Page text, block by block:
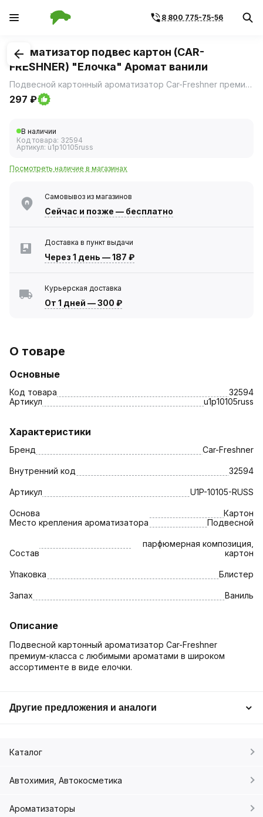
8 800 775-75-56
1/2
Ароматизатор подвес картон (CAR-
FRESHNER) "Елочка" Аромат ванили
Подвесной картонный ароматизатор Car-Freshner премиум-класса с любимыми ароматами в широком ассортименте в виде елочки.
297 ₽
В наличии
Код товара: 32594
Артикул: u1p10105russ
Посмотреть наличие в магазинах
Самовывоз из магазинов
Сейчас и позже — бесплатно
Доставка в пункт выдачи
Через 1 день —187 ₽
Курьерская доставка
От 1 дней —300 ₽
О товаре
Основные
Код товара
32594
Артикул
u1p10105russ
Характеристики
Бренд Car-Freshner
Внутренний код 32594
Артикул U1P-10105-RUSS
Основа
Картон
Место крепления ароматизатора
Подвесной
Состав
парфюмерная композиция,
картон
Упаковка Блистер
Запах Ваниль
Описание
Подвесной картонный ароматизатор Car-Freshner
премиум-класса с любимыми ароматами в широком
ассортименте в виде елочки.
Другие предложения и аналоги
Каталог
Автохимия, Автокосметика
Ароматизаторы